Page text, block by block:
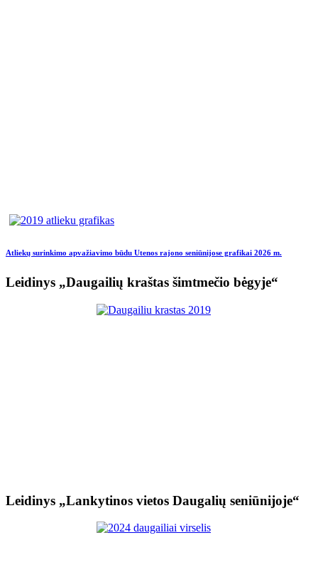
Atliekų surinkimo apvažiavimo būdu Utenos rajono seniūnijose grafikai 2026 m.
Leidinys „Daugailių kraštas šimtmečio bėgyje“
Leidinys „Lankytinos vietos Daugalių seniūnijoje“